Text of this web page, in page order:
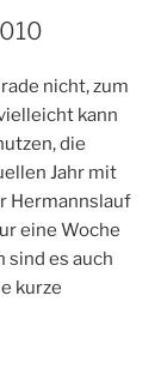
nicht, zum
kann
die
Jahr mit
Hermannslauf
eine Woche
sind es auch
kurze